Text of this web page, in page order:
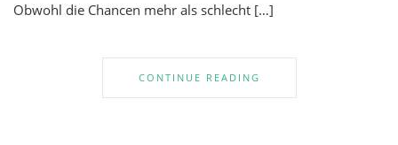
Obwohl die Chancen mehr als schlecht […]
CONTINUE READING